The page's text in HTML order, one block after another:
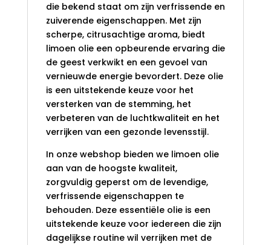
die bekend staat om zijn verfrissende en
zuiverende eigenschappen. Met zijn
scherpe, citrusachtige aroma, biedt
limoen olie een opbeurende ervaring die
de geest verkwikt en een gevoel van
vernieuwde energie bevordert. Deze olie
is een uitstekende keuze voor het
versterken van de stemming, het
verbeteren van de luchtkwaliteit en het
verrijken van een gezonde levensstijl.
In onze webshop bieden we limoen olie
aan van de hoogste kwaliteit,
zorgvuldig geperst om de levendige,
verfrissende eigenschappen te
behouden. Deze essentiële olie is een
uitstekende keuze voor iedereen die zijn
dagelijkse routine wil verrijken met de